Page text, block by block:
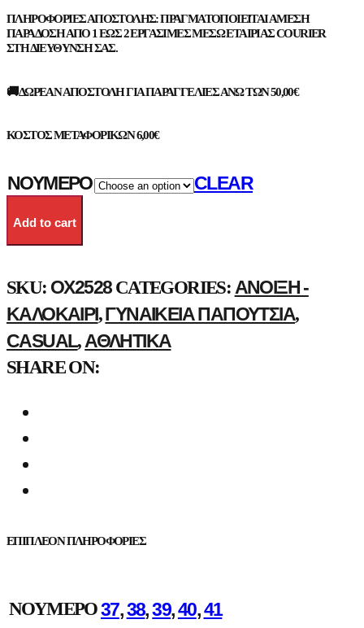
ΠΛΗΡΟΦΟΡΊΕΣ ΑΠΟΣΤΟΛΉΣ: ΠΡΑΓΜΑΤΟΠΟΙΕΊΤΑΙ ΆΜΕΣΗ
ΠΑΡΆΔΟΣΗ ΑΠΌ 1 ΈΩΣ 2 ΕΡΓΆΣΙΜΕΣ ΜΈΣΩ ΕΤΑΙΡΊΑΣ COURIER
ΣΤΗ ΔΙΕΎΘΥΝΣΗ ΣΑΣ.
🚚 ΔΩΡΕΆΝ ΑΠΟΣΤΟΛΉ ΓΙΑ ΠΑΡΑΓΓΕΛΊΕΣ ΆΝΩ ΤΩΝ 50,00€
ΚΌΣΤΟΣ ΜΕΤΑΦΟΡΙΚΏΝ 6,00€
ΝΟΎΜΕΡΟ CLEAR
Add to cart
SKU: OX2528 CATEGORIES: ΑΝΟΙΞΗ -
ΚΑΛΟΚΑΊΡΙ,ΓΥΝΑΙΚΕΊΑ ΠΑΠΟΎΤΣΙΑ,
CASUAL,ΑΘΛΗΤΙΚΆ
SHARE ON:
ΕΠΙΠΛΈΟΝ ΠΛΗΡΟΦΟΡΊΕΣ
ΝΟΎΜΕΡΟ37,38,39,40,41